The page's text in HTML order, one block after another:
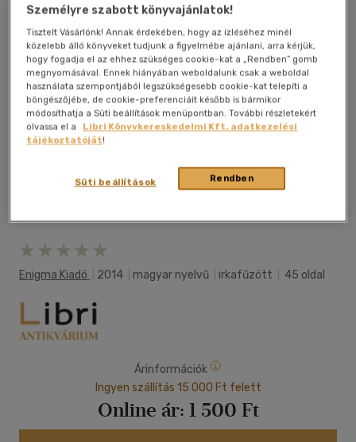
Enigma Kiadó 2014 magyar nyelvű irkafűzött 45 oldal
Árinformációk
Ingyen szállítás 15 000 Ft felett
Online ár: 1 500 Ft
Személyre szabott könyvajánlatok!
Tisztelt Vásárlónk! Annak érdekében, hogy az ízléséhez minél
közelebb álló könyveket tudjunk a figyelmébe ajánlani, arra kérjük,
hogy fogadja el az ehhez szükséges cookie-kat a „Rendben” gomb
megnyomásával. Ennek hiányában weboldalunk csak a weboldal
használata szempontjából legszükségesebb cookie-kat telepíti a
böngészőjébe, de cookie-preferenciáit később is bármikor
módosíthatja a Süti beállítások menüpontban. További részletekért
olvassa el a
Libri Könyvkereskedelmi Kft. adatkezelési
tájékoztatóját!
Rendben
Süti beállítások